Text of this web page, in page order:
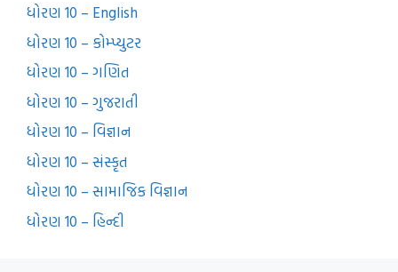
ધોરણ 10 – English
ધોરણ 10 – કોમ્પ્યુટર
ધોરણ 10 – ગણિત
ધોરણ 10 – ગુજરાતી
ધોરણ 10 – વિજ્ઞાન
ધોરણ 10 – સંસ્કૃત
ધોરણ 10 – સામાજિક વિજ્ઞાન
ધોરણ 10 – હિન્દી